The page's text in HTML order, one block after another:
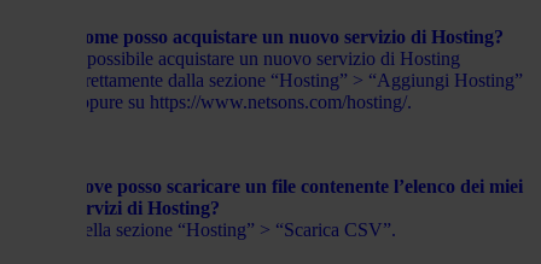
Come posso acquistare un nuovo servizio di Hosting?
È possibile acquistare un nuovo servizio di Hosting
direttamente dalla sezione “Hosting” > “Aggiungi Hosting”
oppure su https://www.netsons.com/hosting/.
Dove posso scaricare un file contenente l’elenco dei miei
servizi di Hosting?
Nella sezione “Hosting” > “Scarica CSV”.